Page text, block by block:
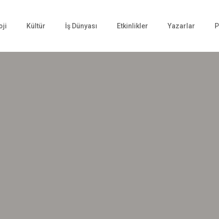
Kültür İş Dünyası Etkinlikler Yazarlar